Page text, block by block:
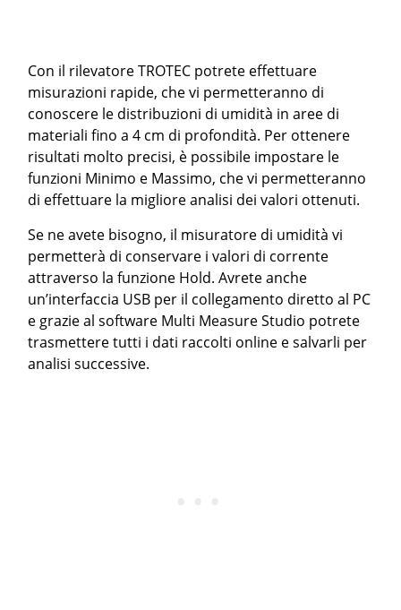
Con il rilevatore TROTEC potrete effettuare
misurazioni rapide, che vi permetteranno di
conoscere le distribuzioni di umidità in aree di
materiali fino a 4 cm di profondità. Per ottenere
risultati molto precisi, è possibile impostare le
funzioni Minimo e Massimo, che vi permetteranno
di effettuare la migliore analisi dei valori ottenuti.
Se ne avete bisogno, il misuratore di umidità vi
permetterà di conservare i valori di corrente
attraverso la funzione Hold. Avrete anche
un’interfaccia USB per il collegamento diretto al PC
e grazie al software Multi Measure Studio potrete
trasmettere tutti i dati raccolti online e salvarli per
analisi successive.